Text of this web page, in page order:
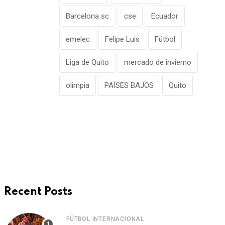
Barcelona sc cse Ecuador
emelec Felipe Luis Fútbol
Liga de Quito mercado de invierno
olimpia PAÍSES BAJOS Quito
Recent Posts
FÚTBOL INTERNACIONAL